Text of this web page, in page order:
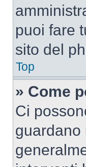
puoi fare
sito del
Top
» Come
Ci
guardano